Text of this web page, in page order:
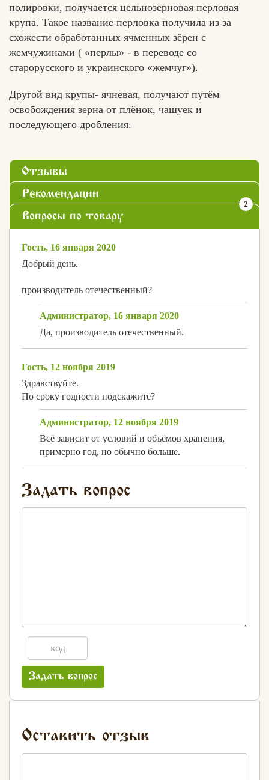
полировки, получается цельнозерновая перловая
крупа. Такое название перловка получила из за
схожести обработанных ячменных зёрен с
жемчужинами ( «перлы» - в переводе со
старорусского и украинского «жемчуг»­).
Другой вид крупы- ячневая, получают путём
освобождения зерна от плёнок, чашуек и
последующего дробления.
Отзывы
Рекомендации
Вопросы по товару
2
Гость, 16 января 2020
Добрый день.
производитель отечественный?
Администратор, 16 января 2020
Да, производитель отечественный.
Гость, 12 ноября 2019
Здравствуйте.
По сроку годности подскажите?
Администратор, 12 ноября 2019
Всё зависит от условий и объёмов хранения,
примерно год, но обычно больше.
Задать вопрос
Задать вопрос
Оставить отзыв